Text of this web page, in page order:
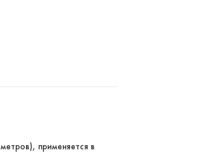
применяется в